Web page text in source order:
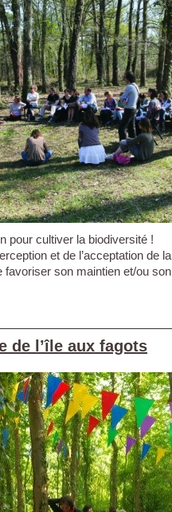
pour cultiver la biodiversité !
et de l’acceptation de
favoriser son maintien et/ou
de l’île aux fagots